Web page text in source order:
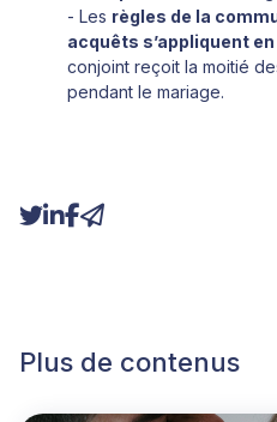
- Les règles de la
acquêts s’appliquent
conjoint reçoit la moitié
pendant le mariage.
Plus de contenus